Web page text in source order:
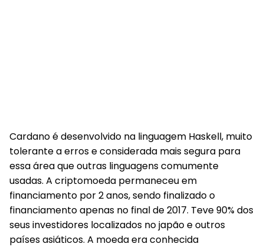
Cardano é desenvolvido na linguagem Haskell, muito
tolerante a erros e considerada mais segura para
essa área que outras linguagens comumente
usadas. A criptomoeda permaneceu em
financiamento por 2 anos, sendo finalizado o
financiamento apenas no final de 2017. Teve 90% dos
seus investidores localizados no japão e outros
países asiáticos. A moeda era conhecida